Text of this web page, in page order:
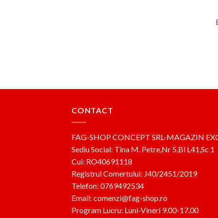
CONTACT
FAG-SHOP CONCEPT SRL-MAGAZIN
Sediu Social: Tina M. Petre,Nr 5,Bl L41,Sc 1
Cui: RO40691118
Registrul Comertului: J40/2451/2019
Telefon: 0769492534
Email: comenzi@fag-shop.ro
Program Lucru: Luni-Vineri 9.00-17.00